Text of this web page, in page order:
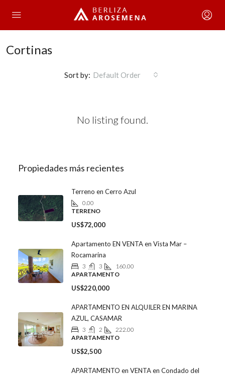
Cortinas
Sort by: Default Order
No listing found.
Propiedades más recientes
Terreno en Cerro Azul
0.00
TERRENO
US$72,000
Apartamento EN VENTA en Vista Mar –
Rocamarina
3 3
160.00
APARTAMENTO
US$220,000
APARTAMENTO EN ALQUILER EN MARINA
AZUL, CASAMAR
3 2
222.00
APARTAMENTO
US$2,500
APARTAMENTO en VENTA en Condado del